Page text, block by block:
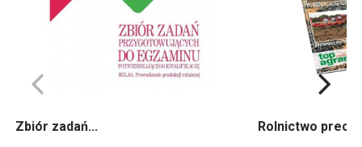
Zbiór zadań... Rolnictwo